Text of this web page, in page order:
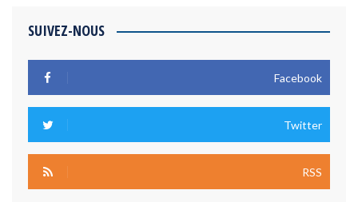
SUIVEZ-NOUS
Facebook
Twitter
RSS